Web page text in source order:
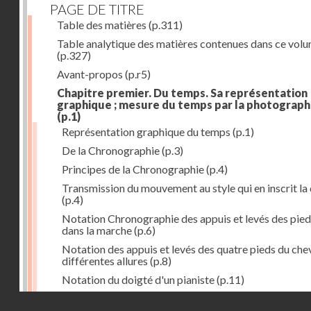
PAGE DE TITRE
Table des matières (p.311)
Table analytique des matières contenues dans ce
(p.327)
Avant-propos (p.r5)
Chapitre premier. Du temps. Sa représentation
graphique ; mesure du temps par la
(p.1)
Représentation graphique du temps (p.1)
De la Chronographie(p.3)
Principes de la Chronographie(p.4)
Transmission du mouvement au style qui en inscrit la
(p.4)
Notation Chronographie des appuis et levés des
dans la marche(p.6)
Notation des appuis et levés des quatre pieds du
différentes allures (p.8)
Notation du doigté d'un pianiste(p.11)